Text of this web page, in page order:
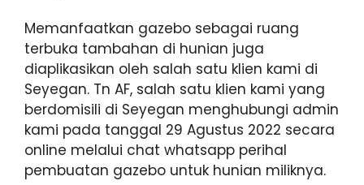
Memanfaatkan gazebo sebagai ruang
terbuka tambahan di hunian juga
diaplikasikan oleh salah satu klien kami di
Seyegan. Tn AF, salah satu klien kami yang
berdomisili di Seyegan menghubungi admin
kami pada tanggal 29 Agustus 2022 secara
online melalui chat whatsapp perihal
pembuatan gazebo untuk hunian miliknya.